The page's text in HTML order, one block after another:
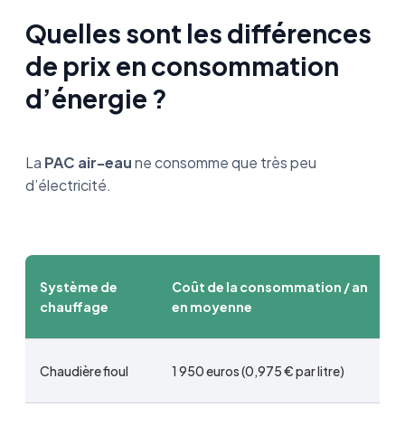
Quelles sont les différences
de prix en consommation
d’énergie ?
La PAC air-eaune consomme que très peu
d’électricité.
Système de
chauffage
Coût de la consommation / an
en moyenne
Chaudière fioul 1 950 euros (0,975 € par litre)